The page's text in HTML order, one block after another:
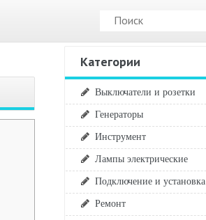
Категории
Выключатели и розетки
Генераторы
Инструмент
Лампы электрические
Подключение и установка
Ремонт